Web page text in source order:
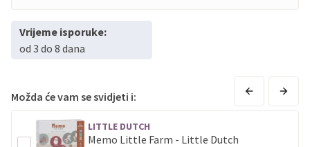
Vrijeme isporuke:
od 3 do 8 dana
Možda će vam se svidjeti i:
LITTLE DUTCH
Memo Little Farm - Little Dutch